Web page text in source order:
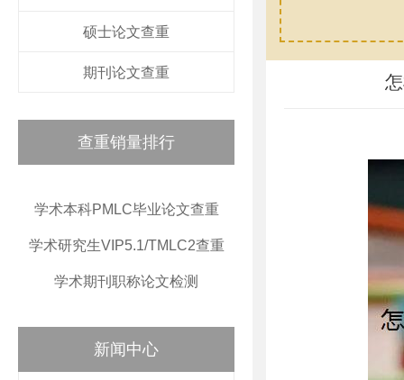
硕士论文查重
期刊论文查重
查重销量排行
学术本科PMLC毕业论文查重
学术研究生VIP5.1/TMLC2查重
学术期刊职称论文检测
新闻中心